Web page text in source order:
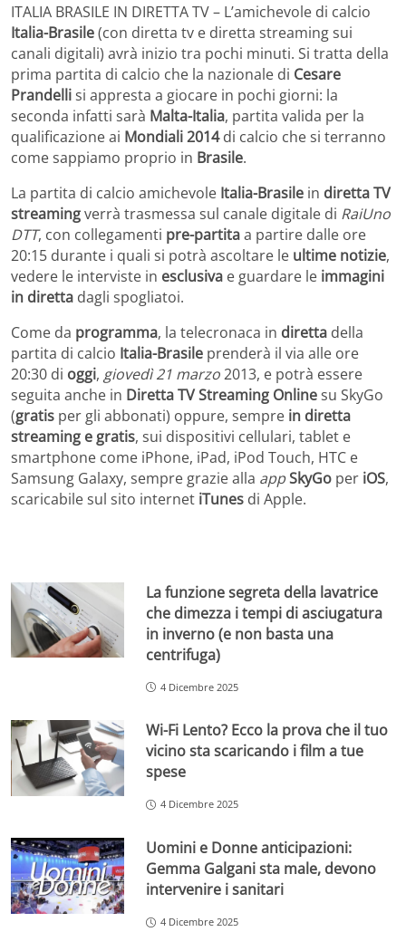
ITALIA BRASILE IN DIRETTA TV – L’amichevole di calcio
Italia-Brasile(con diretta tv e diretta streaming sui
canali digitali) avrà inizio tra pochi minuti. Si tratta della
prima partita di calcio che la nazionale di Cesare
Prandellisi appresta a giocare in pochi giorni: la
seconda infatti sarà Malta-Italia, partita valida per la
qualificazione ai Mondiali 2014di calcio che si terranno
come sappiamo proprio in Brasile.
La partita di calcio amichevole Italia-Brasile in diretta TV
streamingverrà trasmessa sul canale digitale di RaiUno
DTT, con collegamenti pre-partitaa partire dalle ore
20:15 durante i quali si potrà ascoltare le ultime notizie,
vedere le interviste in esclusiva e guardare le immagini
in diretta dagli spogliatoi.
Come da programma, la telecronaca in diretta della
partita di calcio Italia-Brasile prenderà il via alle ore
20:30 di oggi, giovedì 21 marzo2013, e potrà essere
seguita anche in Diretta TV Streaming Onlinesu SkyGo
(gratis per gli abbonati) oppure, sempre in diretta
streaming e gratis, sui dispositivi cellulari, tablet e
smartphone come iPhone, iPad, iPod Touch, HTC e
Samsung Galaxy, sempre grazie alla appSkyGo per iOS,
scaricabile sul sito internet iTunes di Apple.
La funzione segreta della lavatrice
che dimezza i tempi di asciugatura
in inverno (e non basta una
centrifuga)
4 Dicembre 2025
Wi-Fi Lento? Ecco la prova che il tuo
vicino sta scaricando i film a tue
spese
4 Dicembre 2025
Uomini e Donne anticipazioni:
Gemma Galgani sta male, devono
intervenire i sanitari
4 Dicembre 2025